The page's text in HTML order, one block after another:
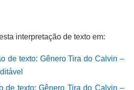
interpretação de texto em:
de texto: Gênero Tira do Calvin –
de texto: Gênero Tira do Calvin –